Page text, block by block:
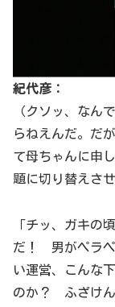
紀代彦：
（クソッ、なん
らねえんだ。だ
て母ちゃんに申
題に切り替えさ
「チッ、ガキの
だ！ 男がペラペ
い運営、こんな
のか？ ふざけん